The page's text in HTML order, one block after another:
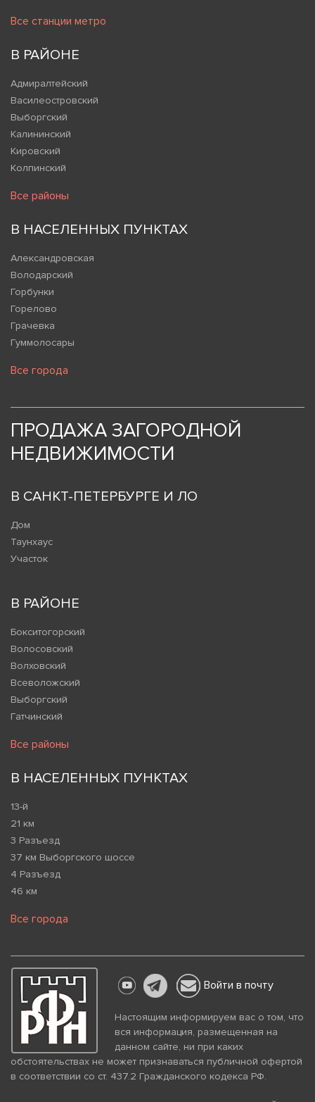
Все станции метро
В РАЙОНЕ
Адмиралтейский
Василеостровский
Выборгский
Калининский
Кировский
Колпинский
Все районы
В НАСЕЛЕННЫХ ПУНКТАХ
Александровская
Володарский
Горбунки
Горелово
Грачевка
Гуммолосары
Все города
ПРОДАЖА ЗАГОРОДНОЙ
НЕДВИЖИМОСТИ
В САНКТ-ПЕТЕРБУРГЕ И ЛО
Дом
Таунхаус
Участок
В РАЙОНЕ
Бокситогорский
Волосовский
Волховский
Всеволожский
Выборгский
Гатчинский
Все районы
В НАСЕЛЕННЫХ ПУНКТАХ
13-й
21 км
3 Разъезд
37 км Выборгского шоссе
4 Разъезд
46 км
Все города
Войти в почту
Настоящим информируем вас о том, что
вся информация, размещенная на
данном сайте, ни при каких
обстоятельствах не может признаваться публичной офертой
в соответствии со ст. 437.2 Гражданского кодекса РФ.